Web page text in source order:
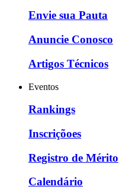
Envie sua Pauta
Anuncie Conosco
Artigos Técnicos
Eventos
Rankings
Inscriçõoes
Registro de Mérito
Calendário